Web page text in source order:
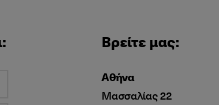
Βρείτε μας:
Αθήνα
Μασσαλίας 22